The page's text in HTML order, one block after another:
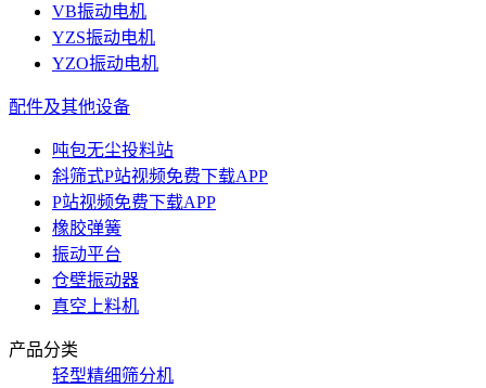
VB振动电机
YZS振动电机
YZO振动电机
配件及其他设备
吨包无尘投料站
斜筛式P站视频免费下载APP
P站视频免费下载APP
橡胶弹簧
振动平台
仓壁振动器
真空上料机
产品分类
轻型精细筛分机